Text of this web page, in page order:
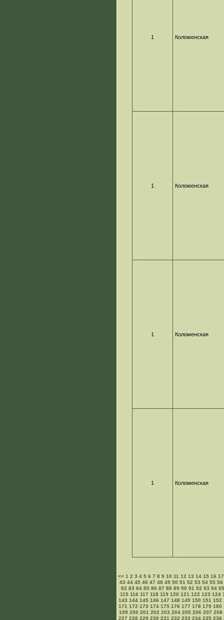
1 Коломенская
1 Коломенская
1 Коломенская
1 Коломенская
<<1 2 3 4 5 6 7 8 9 10 11 12 13 14 15 16 17
43 44 45 46 47 48 49 50 51 52 53 54 55 56
82 83 84 85 86 87 88 89 90 91 92 93 94 95
115 116 117 118 119 120 121 122 123 124
143 144 145 146 147 148 149 150 151 152
171 172 173 174 175 176 177 178 179 180
199 200 201 202 203 204 205 206 207 208
227 228 229 230 231 232 233 234 235 236